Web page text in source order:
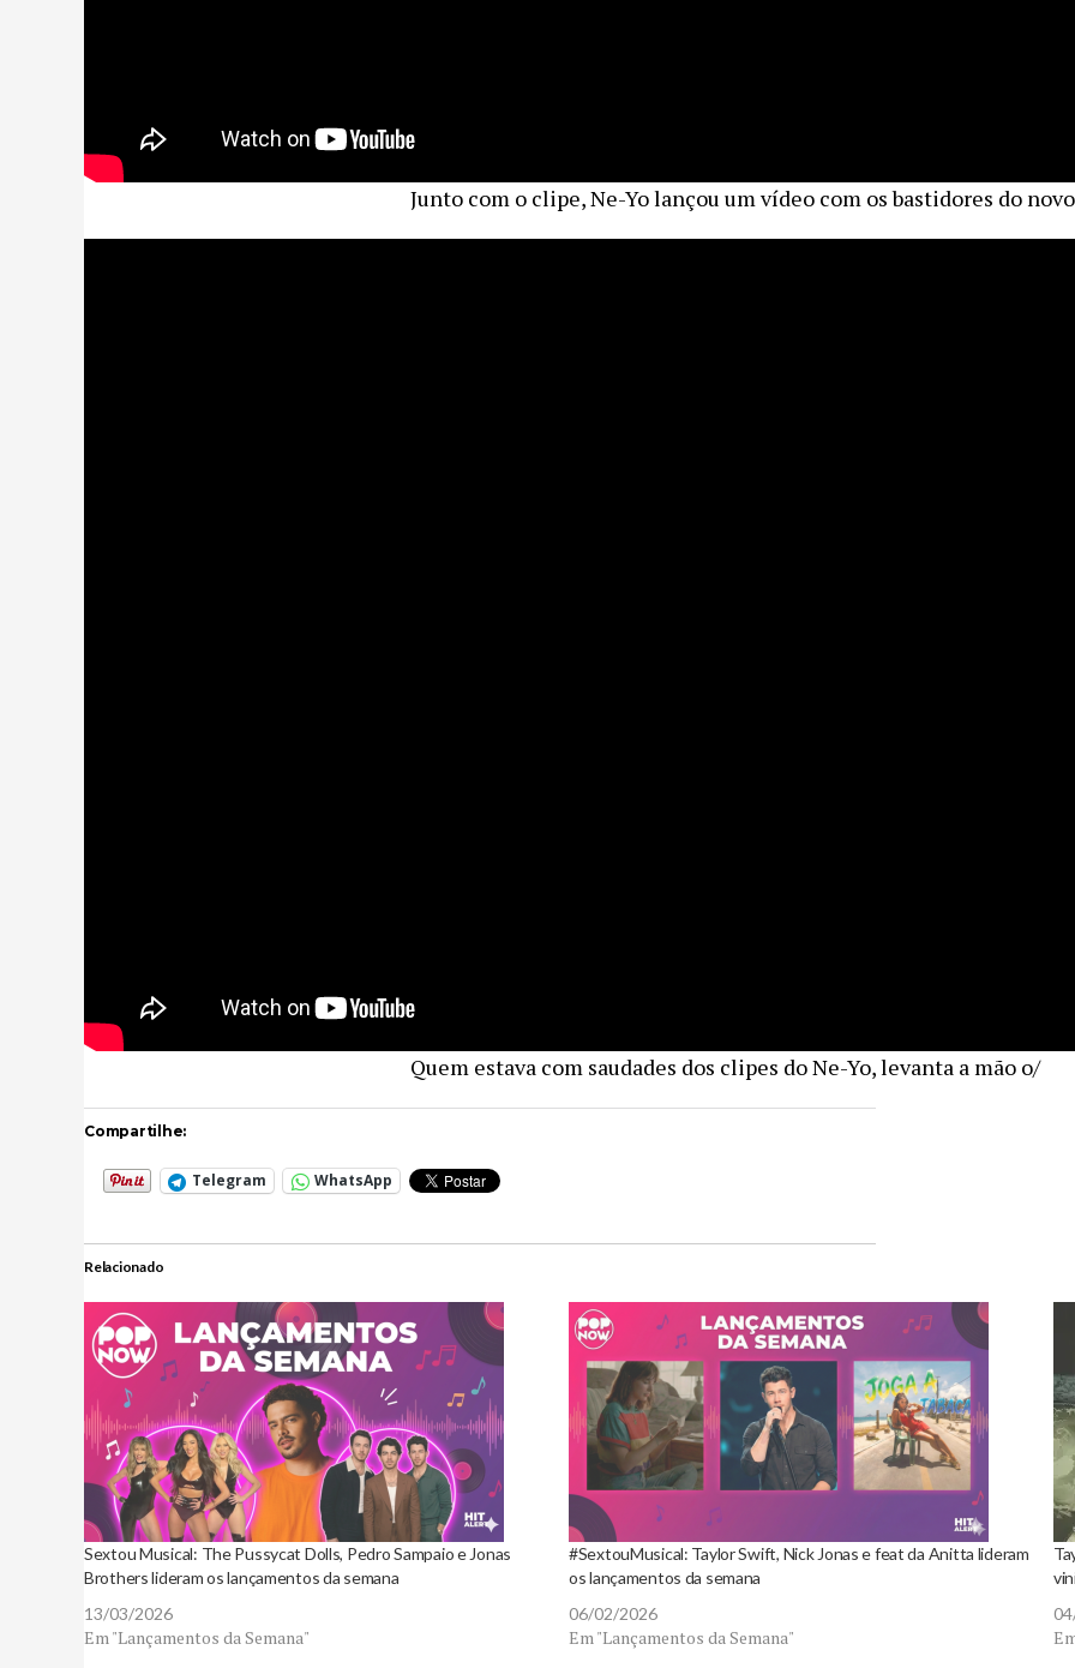
Junto com o clipe, Ne-Yo lançou um vídeo com os bastidores do
Quem estava com saudades dos clipes do Ne-Yo, levanta a mão o/
Compartilhe:
Telegram WhatsApp
Relacionado
Sextou Musical: The Pussycat Dolls, Pedro Sampaio e Jonas
Brothers lideram os lançamentos da semana
13/03/2026
Em "Lançamentos da Semana"
#SextouMusical: Taylor Swift, Nick Jonas e feat da Anitta lideram
os lançamentos da semana
06/02/2026
Em "Lançamentos da Semana"